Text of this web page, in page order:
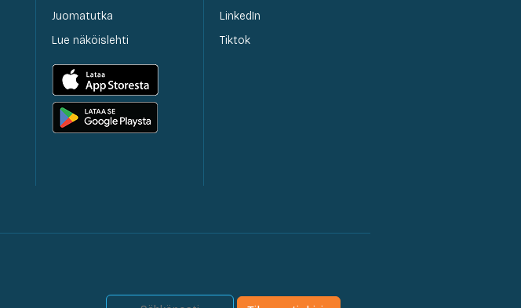
Juomatutka
Lue näköislehti
LinkedIn
Tiktok